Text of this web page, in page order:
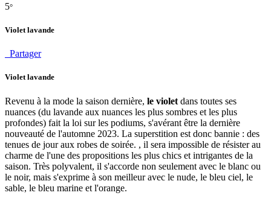
5°
Violet lavande
Partager
Violet lavande
Revenu à la mode la saison dernière, le violet dans toutes ses
nuances (du lavande aux nuances les plus sombres et les plus
profondes) fait la loi sur les podiums, s'avérant être la dernière
nouveauté de l'automne 2023. La superstition est donc bannie : des
tenues de jour aux robes de soirée. , il sera impossible de résister au
charme de l'une des propositions les plus chics et intrigantes de la
saison. Très polyvalent, il s'accorde non seulement avec le blanc ou
le noir, mais s'exprime à son meilleur avec le nude, le bleu ciel, le
sable, le bleu marine et l'orange.